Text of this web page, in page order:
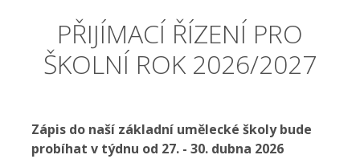
PŘIJÍMACÍ ŘÍZENÍ PRO
ŠKOLNÍ ROK 2026/2027
Zápis do naší základní umělecké školy bude
probíhat v týdnu od 27. - 30. dubna 2026